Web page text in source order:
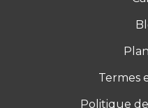
Termes
Politique